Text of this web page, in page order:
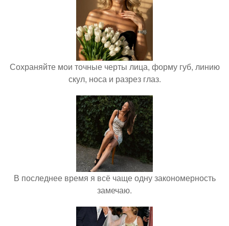
Сохраняйте мои точные черты лица, форму губ, линию
скул, носа и разрез глаз.
В последнее время я всё чаще одну закономерность
замечаю.